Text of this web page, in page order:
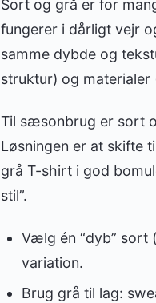
Sort og grå er for
fungerer i dårligt vejr
samme dybde og
struktur) og
Til sæsonbrug er sort
Løsningen er at skifte
grå T-shirt i god
stil”.
Vælg én “dyb” sort
variation.
Brug grå til lag: